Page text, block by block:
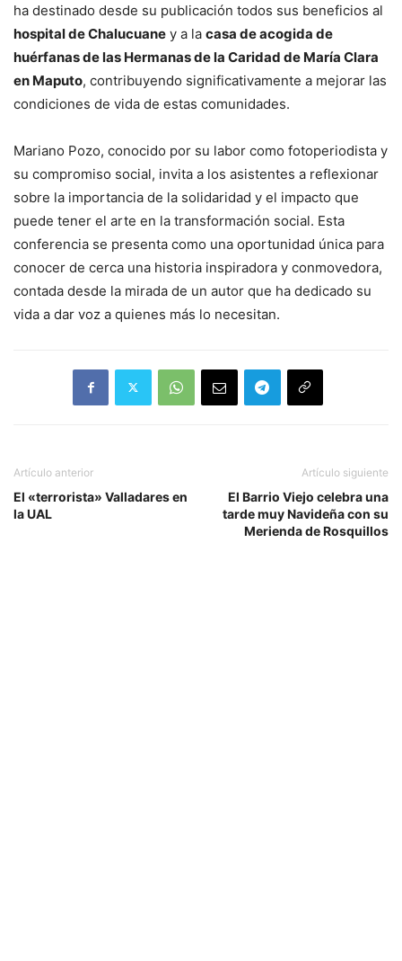
ha destinado desde su publicación todos sus beneficios al
hospital de Chalucuane y a la casa de acogida de
huérfanas de las Hermanas de la Caridad de María Clara
en Maputo, contribuyendo significativamente a mejorar las
condiciones de vida de estas comunidades.
Mariano Pozo, conocido por su labor como fotoperiodista y
su compromiso social, invita a los asistentes a reflexionar
sobre la importancia de la solidaridad y el impacto que
puede tener el arte en la transformación social. Esta
conferencia se presenta como una oportunidad única para
conocer de cerca una historia inspiradora y conmovedora,
contada desde la mirada de un autor que ha dedicado su
vida a dar voz a quienes más lo necesitan.
Artículo anterior
El «terrorista» Valladares en
la UAL
Artículo siguiente
El Barrio Viejo celebra una
tarde muy Navideña con su
Merienda de Rosquillos